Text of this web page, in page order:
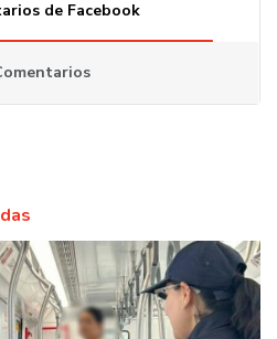
de Facebook